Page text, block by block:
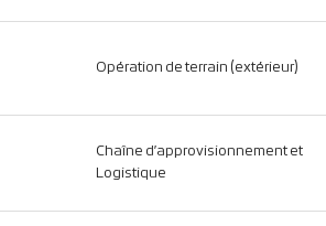
Opération de terrain (extérieur)
Chaîne d’approvisionnement et
Logistique